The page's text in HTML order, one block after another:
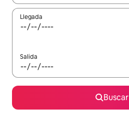
Llegada
Salida
Buscar